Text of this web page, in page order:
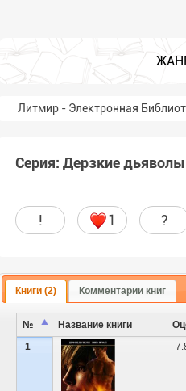
Литмир - Электронная
Серия: Дерзкие
! 1 ?
Книги (2) Комментарии книг
№ Название книги
1